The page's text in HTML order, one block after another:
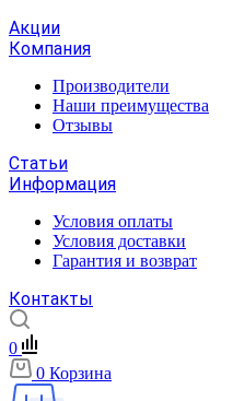
Акции
Компания
Производители
Наши преимущества
Отзывы
Статьи
Информация
Условия оплаты
Условия доставки
Гарантия и возврат
Контакты
0
0 Корзина